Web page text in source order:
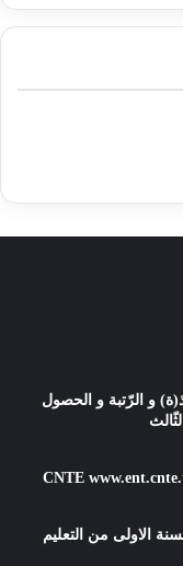
و الرّتبة و الحصول
الاولى من التعليم